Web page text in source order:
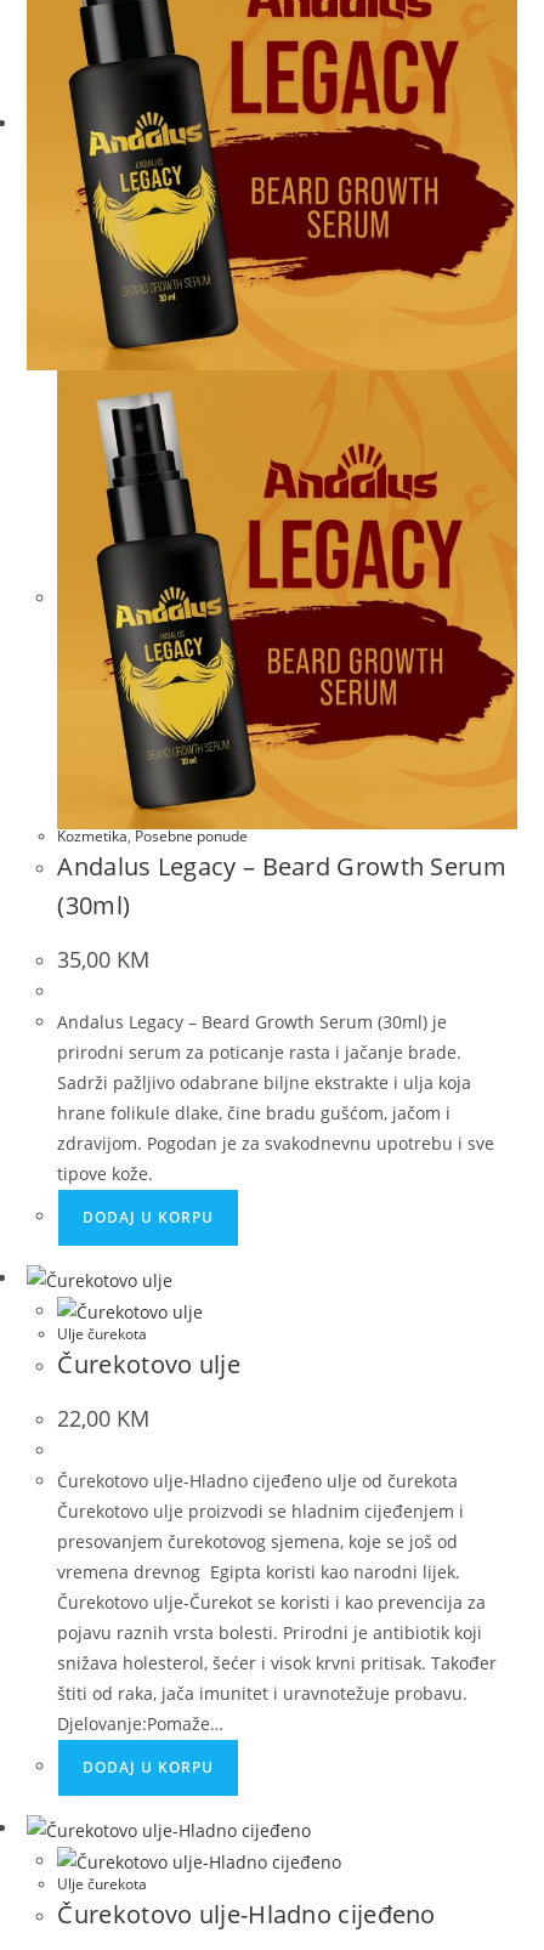
Kozmetika,Posebne ponude
Andalus Legacy – Beard Growth Serum
(30ml)
35,00 KM
Andalus Legacy – Beard Growth Serum (30ml) je
prirodni serum za poticanje rasta i jačanje brade.
Sadrži pažljivo odabrane biljne ekstrakte i ulja koja
hrane folikule dlake, čine bradu gušćom, jačom i
zdravijom. Pogodan je za svakodnevnu upotrebu i sve
tipove kože.
DODAJ U KORPU
Ulje čurekota
Čurekotovo ulje
22,00 KM
Čurekotovo ulje-Hladno cijeđeno ulje od čurekota
Čurekotovo ulje proizvodi se hladnim cijeđenjem i
presovanjem čurekotovog sjemena, koje se još od
vremena drevnog Egipta koristi kao narodni lijek.
Čurekotovo ulje-Čurekot se koristi i kao prevencija za
pojavu raznih vrsta bolesti. Prirodni je antibiotik koji
snižava holesterol, šećer i visok krvni pritisak. Također
štiti od raka, jača imunitet i uravnotežuje probavu.
Djelovanje:Pomaže…
DODAJ U KORPU
Ulje čurekota
Čurekotovo ulje-Hladno cijeđeno